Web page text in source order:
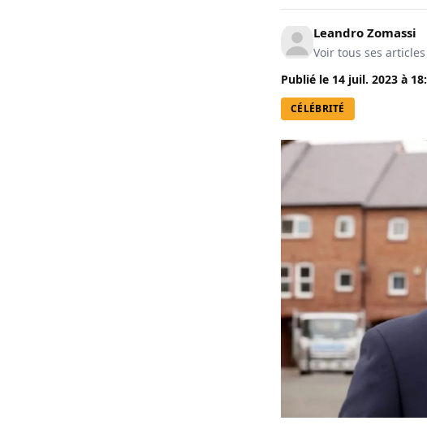
Leandro Zomassi
Voir tous ses articles
Publié le 14 juil. 2023 à
CÉLÉBRITÉ